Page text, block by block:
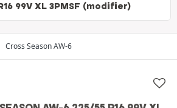
99V XL 3PMSF (modifier)
Cross Season AW-6